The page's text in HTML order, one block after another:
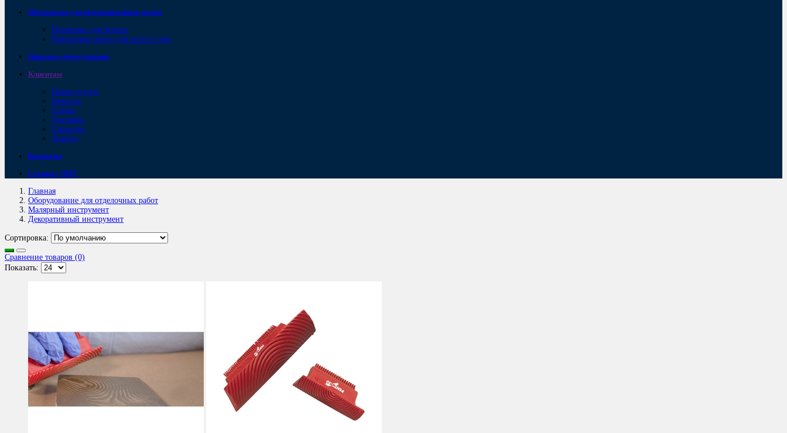
Материалы для промышленных полов
Пропитки для бетона
Ремонтные смеси для пола и стен
Пищевое оборудование
Клиентам
Наши услуги
Новости
Статьи
Доставка
Гарантии
Аренда
Контакты
Станки с ЧПУ
Главная
Оборудование для отделочных работ
Малярный инструмент
Декоративный инструмент
Сортировка:
Сравнение товаров (0)
Показать: